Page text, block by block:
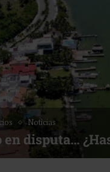
viaje servido a